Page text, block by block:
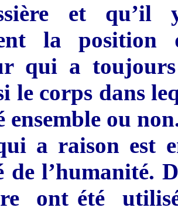
et qu’il
la
qui a
le corps dans
ensemble ou
a raison est
de l’humanité.
ont été